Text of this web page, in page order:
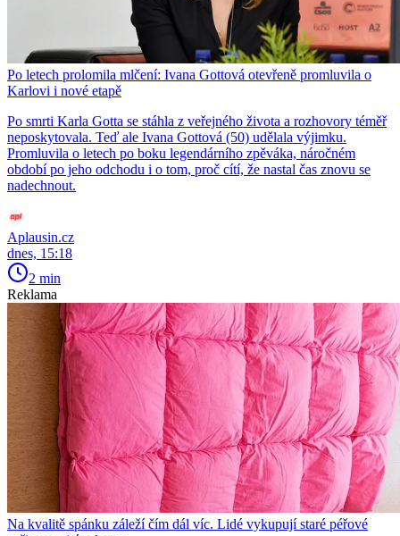
Po letech prolomila mlčení: Ivana Gottová otevřeně promluvila o
Karlovi i nové etapě
Po smrti Karla Gotta se stáhla z veřejného života a rozhovory téměř
neposkytovala. Teď ale Ivana Gottová (50) udělala výjimku.
Promluvila o letech po boku legendárního zpěváka, náročném
období po jeho odchodu i o tom, proč cítí, že nastal čas znovu se
nadechnout.
Aplausin.cz
dnes, 15:18
2 min
Reklama
Na kvalitě spánku záleží čím dál víc. Lidé vykupují staré péřové